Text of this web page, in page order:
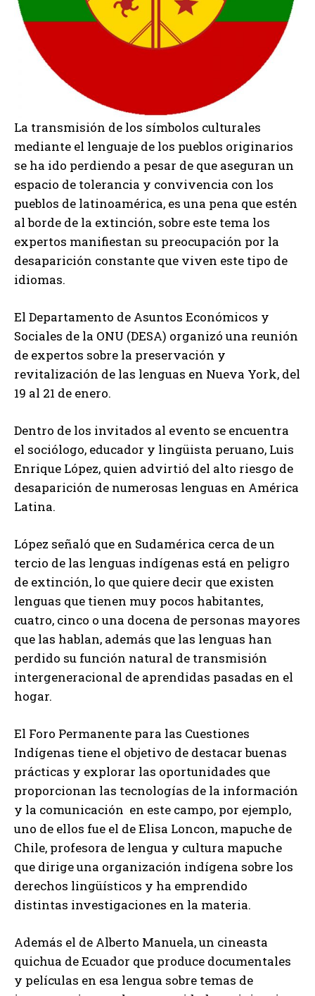
La transmisión de los símbolos culturales
mediante el lenguaje de los pueblos originarios
se ha ido perdiendo a pesar de que aseguran un
espacio de tolerancia y convivencia con los
pueblos de latinoamérica, es una pena que estén
al borde de la extinción, sobre este tema los
expertos manifiestan su preocupación por la
desaparición constante que viven este tipo de
idiomas.
El Departamento de Asuntos Económicos y
Sociales de la ONU (DESA) organizó una reunión
de expertos sobre la preservación y
revitalización de las lenguas en Nueva York, del
19 al 21 de enero.
Dentro de los invitados al evento se encuentra
el sociólogo, educador y lingüista peruano, Luis
Enrique López, quien advirtió del alto riesgo de
desaparición de numerosas lenguas en América
Latina.
López señaló que en Sudamérica cerca de un
tercio de las lenguas indígenas está en peligro
de extinción, lo que quiere decir que existen
lenguas que tienen muy pocos habitantes,
cuatro, cinco o una docena de personas mayores
que las hablan, además que las lenguas han
perdido su función natural de transmisión
intergeneracional de aprendidas pasadas en el
hogar.
El Foro Permanente para las Cuestiones
Indígenas tiene el objetivo de destacar buenas
prácticas y explorar las oportunidades que
proporcionan las tecnologías de la información
y la comunicación en este campo, por ejemplo,
uno de ellos fue el de Elisa Loncon, mapuche de
Chile, profesora de lengua y cultura mapuche
que dirige una organización indígena sobre los
derechos lingüísticos y ha emprendido
distintas investigaciones en la materia.
Además el de Alberto Manuela, un cineasta
quichua de Ecuador que produce documentales
y películas en esa lengua sobre temas de